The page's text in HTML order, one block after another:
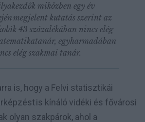
miközben egy év
megjelent kutatás szerint az
43 százalékában nincs elég
egyharmadában
elég szakmai tanár.
is, hogy a Felvi statisztikái
is kínáló vidéki és fővárosi
olyan szakpárok, ahol a